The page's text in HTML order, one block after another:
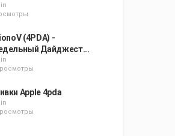
(4PDA) -
Дайджест...
Apple 4pda